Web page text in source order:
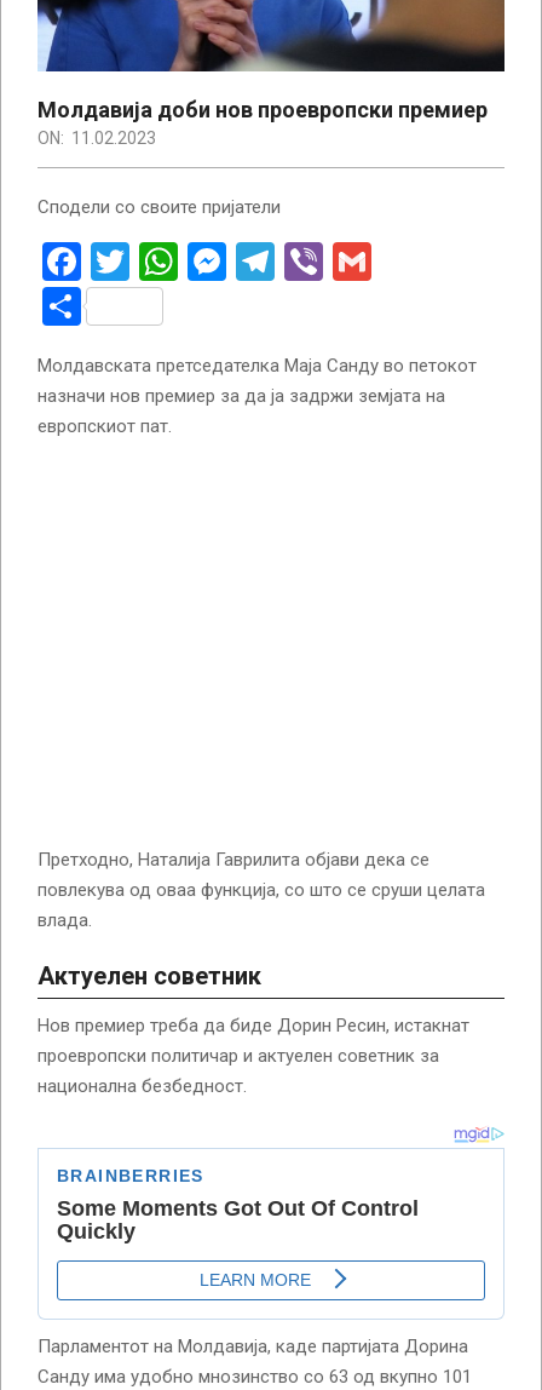
Молдавија доби нов проевропски премиер
ON: 11.02.2023
Сподели со своите пријатели
Facebook
Twitter
WhatsApp
Messenger
Telegram
Viber
Share
Молдавската претседателка Маја Санду во петокот
назначи нов премиер за да ја задржи земјата на
европскиот пат.
Претходно, Наталија Гаврилита објави дека се
повлекува од оваа функција, со што се сруши целата
влада.
Актуелен советник
Нов премиер треба да биде Дорин Ресин, истакнат
проевропски политичар и актуелен советник за
национална безбедност.
Парламентот на Молдавија, каде партијата Дорина
Санду има удобно мнозинство со 63 од вкупно 101